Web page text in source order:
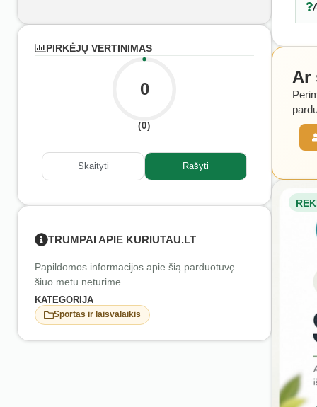
PIRKĖJŲ VERTINIMAS
0
(0)
Skaityti Rašyti
TRUMPAI APIE KURIUTAU.LT
Papildomos informacijos apie šią parduotuvę
šiuo metu neturime.
KATEGORIJA
Sportas ir laisvalaikis
Ar